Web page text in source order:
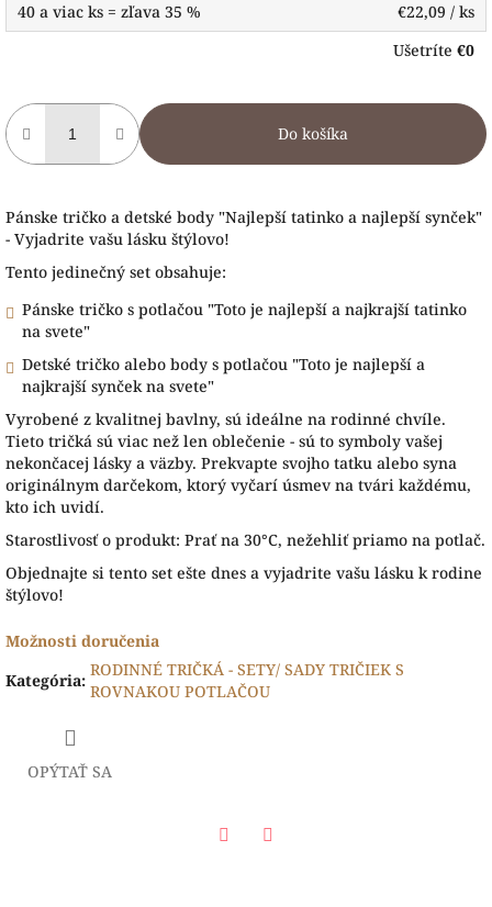
40 a viac ks = zľava 35 %
€22,09 / ks
Ušetríte €0
Do košíka
Pánske tričko a detské body "Najlepší tatinko a najlepší synček"
- Vyjadrite vašu lásku štýlovo!
Tento jedinečný set obsahuje:
Pánske tričko s potlačou "Toto je najlepší a najkrajší tatinko
na svete"
Detské tričko alebo body s potlačou "Toto je najlepší a
najkrajší synček na svete"
Vyrobené z kvalitnej bavlny, sú ideálne na rodinné chvíle.
Tieto tričká sú viac než len oblečenie - sú to symboly vašej
nekončacej lásky a väzby. Prekvapte svojho tatku alebo syna
originálnym darčekom, ktorý vyčarí úsmev na tvári každému,
kto ich uvidí.
Starostlivosť o produkt: Prať na 30°C, nežehliť priamo na potlač.
Objednajte si tento set ešte dnes a vyjadrite vašu lásku k rodine
štýlovo!
Možnosti doručenia
Kategória:
RODINNÉ TRIČKÁ - SETY/ SADY TRIČIEK S
ROVNAKOU POTLAČOU
OPÝTAŤ SA